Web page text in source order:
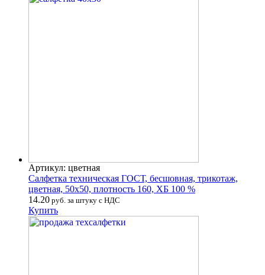
Артикул: цветная
Салфетка техническая ГОСТ, бесшовная, трикотаж,
цветная, 50х50, плотность 160, ХБ 100 %
14.20 руб. за штуку с НДС
Купить